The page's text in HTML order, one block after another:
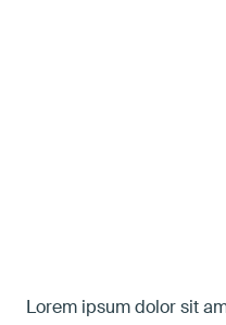
Lorem ipsum dolor sit